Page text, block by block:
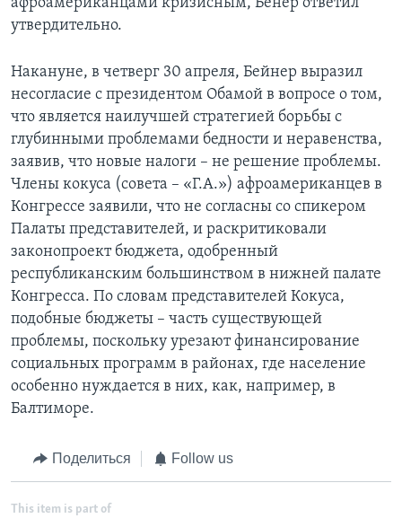
афроамериканцами кризисным, Бенер ответил
утвердительно.
Накануне, в четверг 30 апреля, Бейнер выразил
несогласие с президентом Обамой в вопросе о том,
что является наилучшей стратегией борьбы с
глубинными проблемами бедности и неравенства,
заявив, что новые налоги – не решение проблемы.
Члены кокуса (совета – «Г.А.») афроамериканцев в
Конгрессе заявили, что не согласны со спикером
Палаты представителей, и раскритиковали
законопроект бюджета, одобренный
республиканским большинством в нижней палате
Конгресса. По словам представителей Кокуса,
подобные бюджеты – часть существующей
проблемы, поскольку урезают финансирование
социальных программ в районах, где население
особенно нуждается в них, как, например, в
Балтиморе.
Поделиться Follow us
This item is part of